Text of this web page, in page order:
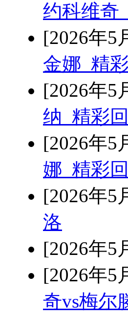
约科维奇
[2026年5
金娜 精
[2026年5
纳 精彩
[2026年5
娜 精彩
[2026年5
洛
[2026年5
[2026年5
奇vs梅尔